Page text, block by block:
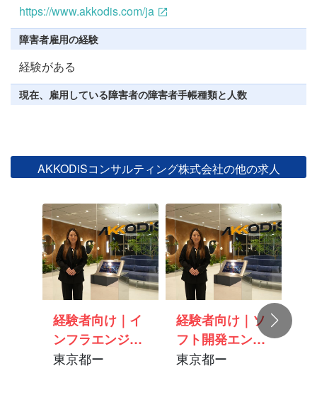
https://www.akkodis.com/ja
障害者雇用の経験
経験がある
現在、雇用している障害者の障害者手帳種類と人数
AKKODiSコンサルティング株式会社の他の求人
経験者向け｜イ
ンフラエンジニ
ア 環境調整と
東京都ー
経験者向け｜ソ
フト開発エンジ
ニア 環境調整
東京都ー